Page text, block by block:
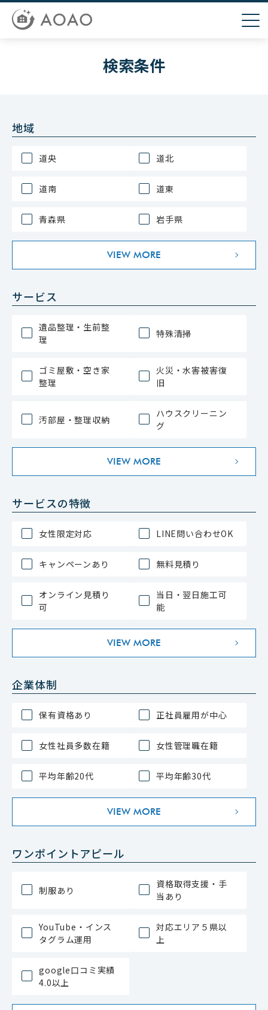
検索条件
地域
道央 道北
道南 道東
青森県 岩手県
VIEW MORE
サービス
遺品整理・生前整
理
特殊清掃
ゴミ屋敷・空き家
整理
火災・水害被害復
旧
汚部屋・整理収納
ハウスクリーニン
グ
VIEW MORE
サービスの特徴
女性限定対応 LINE問い合わせOK
キャンペーンあり 無料見積り
オンライン見積り
可
当日・翌日施工可
能
VIEW MORE
企業体制
保有資格あり 正社員雇用が中心
女性社員多数在籍 女性管理職在籍
平均年齢20代 平均年齢30代
VIEW MORE
ワンポイントアピール
制服あり
資格取得支援・手
当あり
YouTube・インス
タグラム運用
対応エリア５県以
上
google口コミ実績
4.0以上